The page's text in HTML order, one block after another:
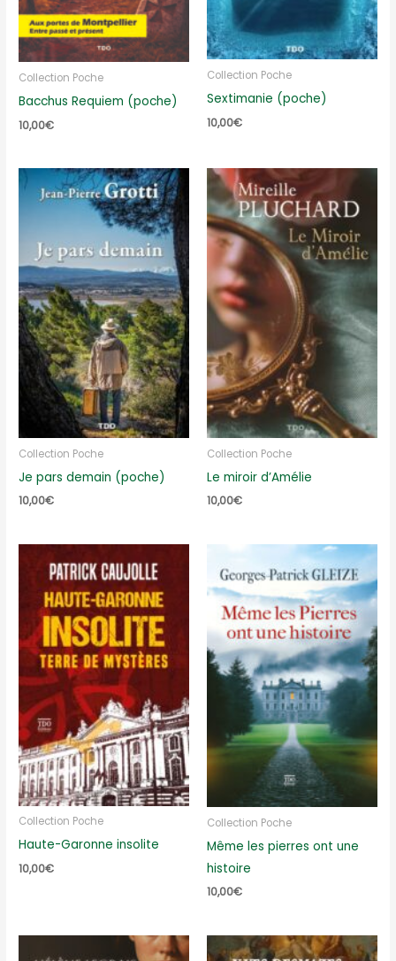
Collection Poche
Bacchus Requiem (poche)
10,00€
Collection Poche
Sextimanie (poche)
10,00€
Collection Poche
Je pars demain (poche)
10,00€
Collection Poche
Le miroir d’Amélie
10,00€
Collection Poche
Haute-Garonne insolite
10,00€
Collection Poche
Même les pierres ont une
histoire
10,00€